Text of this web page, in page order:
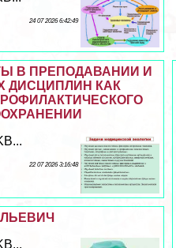
24 07 2026 6:42:49
В ПРЕПОДАВАНИИ И
ДИСЦИПЛИН КАК
22 07 2026 3:16:48